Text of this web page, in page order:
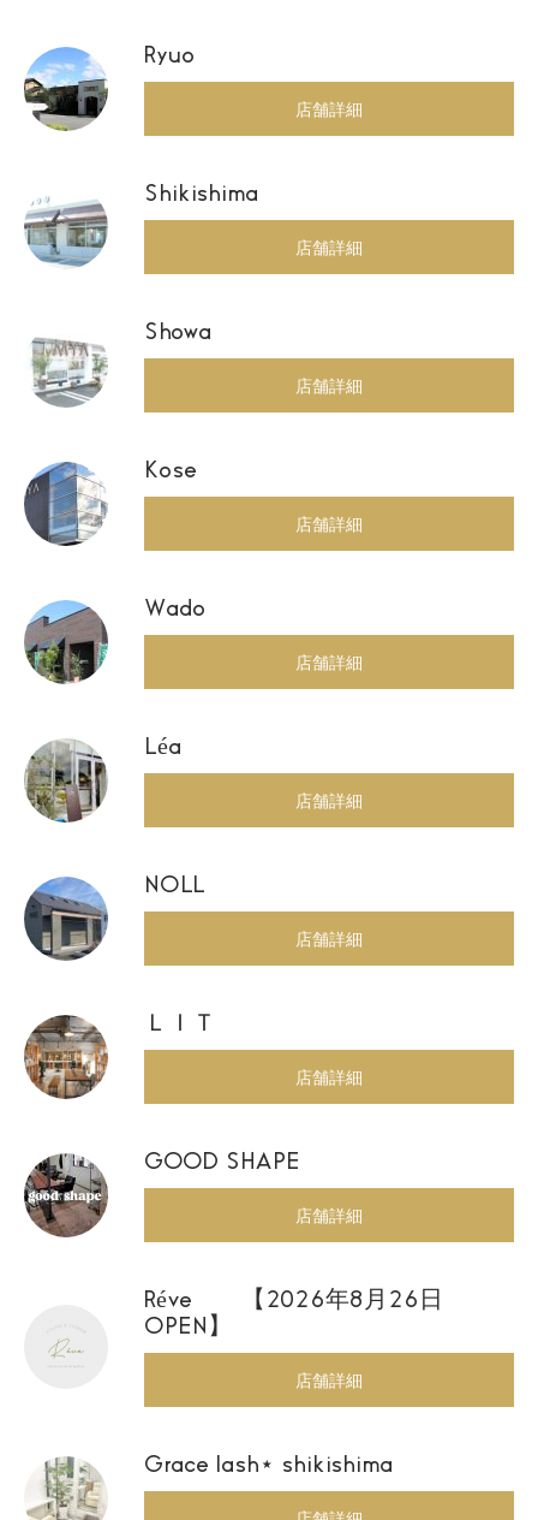
Ryuo
店舗詳細
Shikishima
店舗詳細
Showa
店舗詳細
Kose
店舗詳細
Wado
店舗詳細
Léa
店舗詳細
NOLL
店舗詳細
ＬＩＴ
店舗詳細
GOOD SHAPE
店舗詳細
Réve 【2026年8月26日
OPEN】
店舗詳細
Grace lash⋆ shikishima